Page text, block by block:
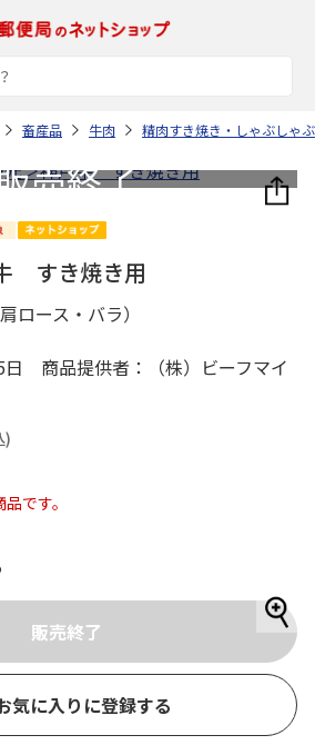
畜産品 牛肉 精肉すき焼き・しゃぶしゃ
すき焼き用
ロース・バラ）
商品提供者：（株）ビーフマイ
)
です。
気に入りに登録する